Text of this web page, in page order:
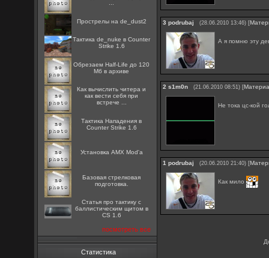
Прострелы на de_dust2
Тактика de_nuke в Counter
Strike 1.6
Обрезаем Half-Life до 120
Мб в архиве
Как вычислить читера и
как вести себя при
встрече ...
Тактика Нападения в
Counter Strike 1.6
Установка AMX Mod'a
Базовая стрелковая
подготовка.
Статья про тактику с
баллистическим щитом в
CS 1.6
посмотреть все
Статистика
3 podrubaj (28.06.2010 13:46) [
А я помню эту
2 s1m0n (21.06.2010 08:51) [
Не тока цс-кой
1 podrubaj (20.06.2010 21:40) [
Как мило